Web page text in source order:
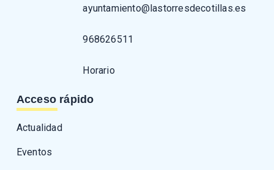
ayuntamiento@lastorresdecotillas.es
968626511
Horario
Acceso rápido
Actualidad
Eventos